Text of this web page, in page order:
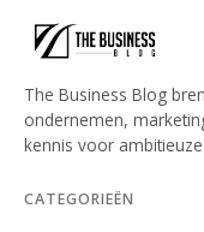
The Business Blog
ondernemen,
kennis voor
CATEGORIEËN